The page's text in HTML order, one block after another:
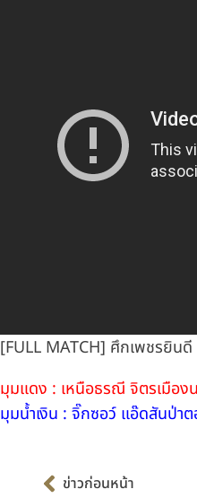
[FULL MATCH] ศึกเพชรยิน
มุมแดง : เหนือธรณี จิตรเมือง
มุมน้ำเงิน : จิ๊กซอว์ แอ๊ดสันป่า
ข่าวก่อนหน้า